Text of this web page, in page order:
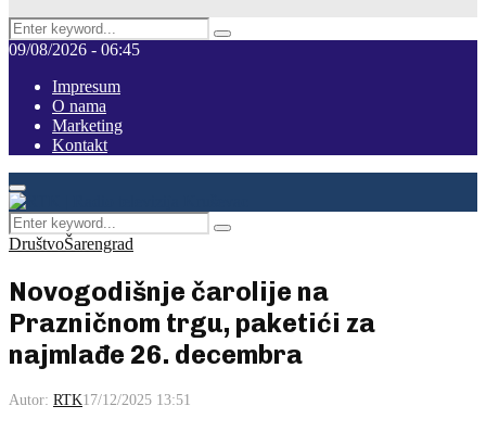
Search
for:
Pretraga
09/08/2026 - 06:45
Impresum
O nama
Marketing
Kontakt
Facebook
Instagram
Youtube
Primary
Menu
Search
for:
Pretraga
DruštvoŠarengrad
Novogodišnje čarolije na
Prazničnom trgu, paketići za
najmlađe 26. decembra
Autor: RTK17/12/2025 13:51